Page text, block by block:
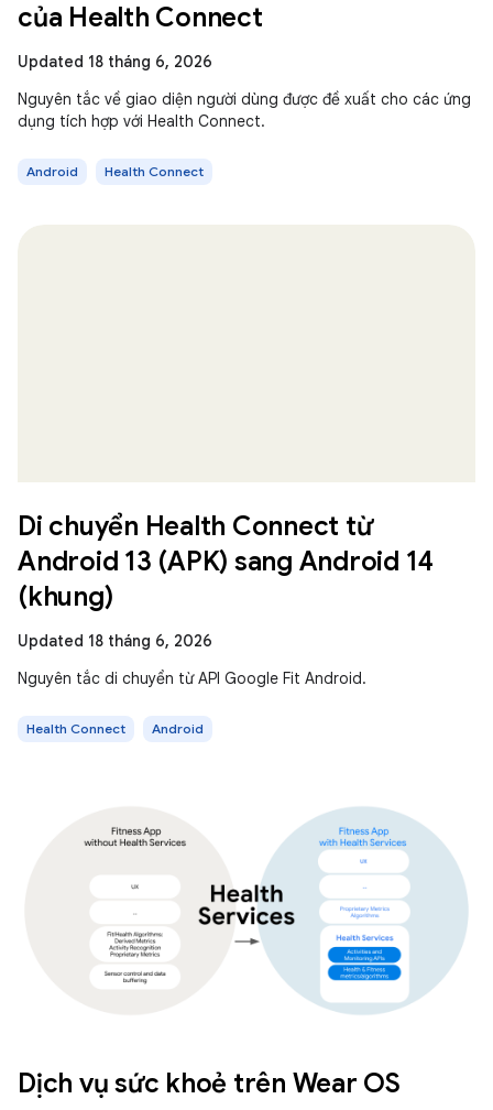
của Health Connect
Updated 18 tháng 6, 2026
Nguyên tắc về giao diện người dùng được đề xuất cho các ứng
dụng tích hợp với Health Connect.
Android Health Connect
Di chuyển Health Connect từ
Android 13 (APK) sang Android 14
(khung)
Updated 18 tháng 6, 2026
Nguyên tắc di chuyển từ API Google Fit Android.
Health Connect Android
Dịch vụ sức khoẻ trên Wear OS